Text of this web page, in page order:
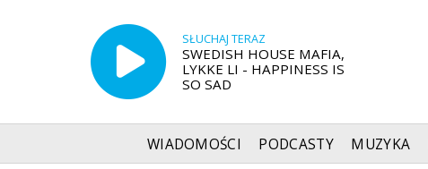
SŁUCHAJ TERAZ
SWEDISH HOUSE MAFIA,
LYKKE LI - HAPPINESS IS
SO SAD
WIADOMOŚCI PODCASTY MUZYKA